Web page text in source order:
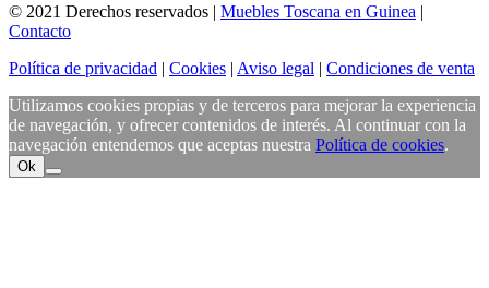
© 2021 Derechos reservados | Muebles Toscana en Guinea |
Contacto
Política de privacidad | Cookies | Aviso legal | Condiciones de venta
Utilizamos cookies propias y de terceros para mejorar la experiencia
de navegación, y ofrecer contenidos de interés. Al continuar con la
navegación entendemos que aceptas nuestra Política de cookies.
Ok